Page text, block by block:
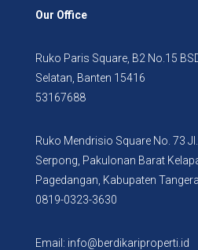
Our Office
Ruko Paris Square, B2 No.15
Selatan, Banten 15416
53167688
Ruko Mendrisio Square No. 73
Serpong, Pakulonan Barat
Pagedangan, Kabupaten
0819-0323-3630
Email: info@berdikariproperti.id